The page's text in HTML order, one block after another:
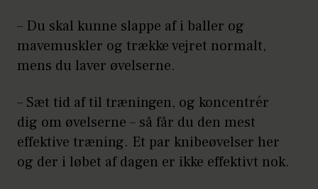
– Du skal kunne slappe af i baller og
mavemuskler og trække vejret normalt,
mens du laver øvelserne.
– Sæt tid af til træningen, og koncentrér
dig om øvelserne – så får du den mest
effektive træning. Et par knibeøvelser her
og der i løbet af dagen er ikke effektivt nok.